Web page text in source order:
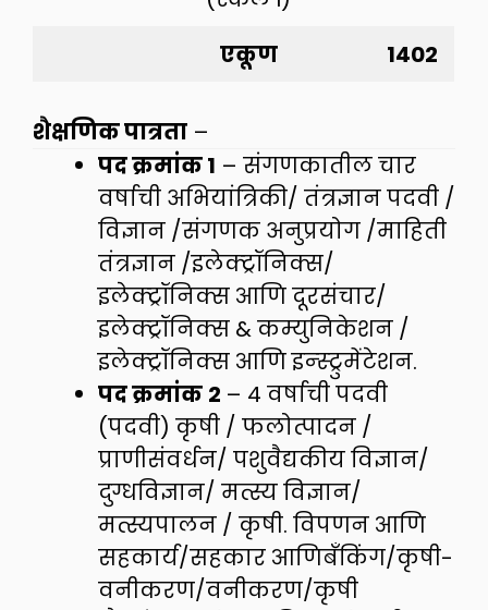
एकूण
1402
शैक्षणिक पात्रता –
पद क्रमांक 1 – संगणकातील चार
वर्षाची अभियांत्रिकी/ तंत्रज्ञान पदवी /
विज्ञान /संगणक अनुप्रयोग /माहिती
तंत्रज्ञान /इलेक्ट्रॉनिक्स/
इलेक्ट्रॉनिक्स आणि दूरसंचार/
इलेक्ट्रॉनिक्स & कम्युनिकेशन /
इलेक्ट्रॉनिक्स आणि इन्स्ट्रुमेंटेशन.
पद क्रमांक 2 – 4 वर्षाची पदवी
(पदवी) कृषी / फलोत्पादन /
प्राणीसंवर्धन/ पशुवैद्यकीय विज्ञान/
दुग्धविज्ञान/ मत्स्य विज्ञान/
मत्स्यपालन / कृषी. विपणन आणि
सहकार्य/सहकार आणिबँकिंग/कृषी-
वनीकरण/वनीकरण/कृषी